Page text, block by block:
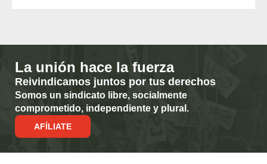
La unión hace la fuerza
Reivindicamos juntos por tus derechos
Somos un sindicato libre, socialmente
comprometido, independiente y plural.
AFÍLIATE